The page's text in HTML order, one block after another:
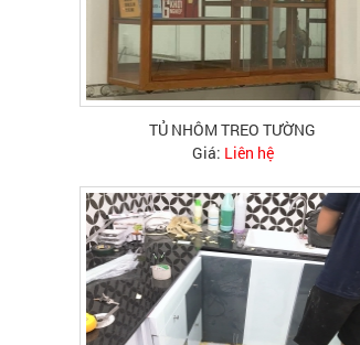
TỦ NHÔM TREO TƯỜNG
Giá: Liên hệ